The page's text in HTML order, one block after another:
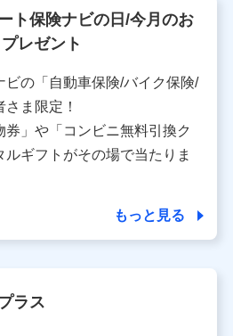
い合わせ内容の正確な把握のため
職名、連絡先
区日本橋人形町2-14-10 アー
3F
ュアランス
供について
必要な範囲内において個人情報
一部を委託する場合がありま
ト保険ナビの日/今月のお
レゼント
ビの「自動車保険/バイク保険/
ま限定！
」や「コンビニ無料引換ク
ギフトがその場で当たりま
もっと見る
ラス